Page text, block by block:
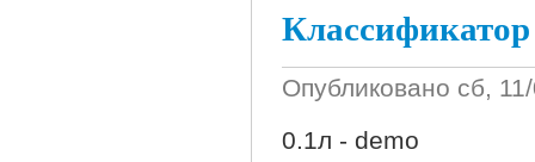
Опубликовано сб,
0.1л - demo